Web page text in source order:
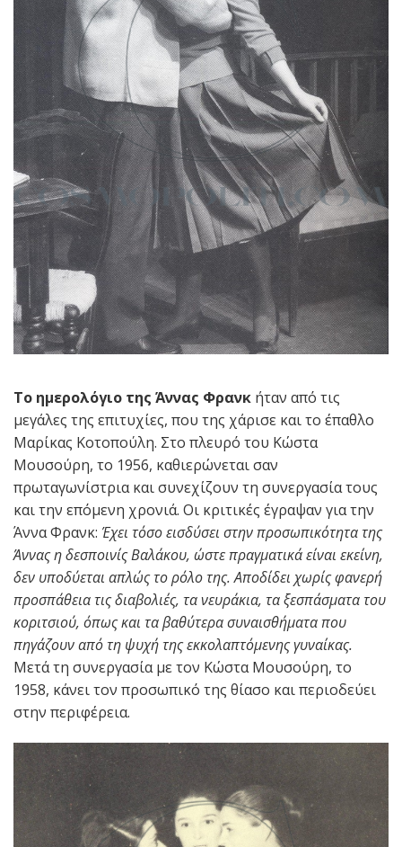
Το ημερολόγιο της Άννας Φρανκ ήταν από τις
μεγάλες της επιτυχίες, που της χάρισε και το έπαθλο
Μαρίκας Κοτοπούλη. Στο πλευρό του Κώστα
Μουσούρη, το 1956, καθιερώνεται σαν
πρωταγωνίστρια και συνεχίζουν τη συνεργασία τους
και την επόμενη χρονιά. Οι κριτικές έγραψαν για την
Άννα Φρανκ: Έχει τόσο εισδύσει στην προσωπικότητα της
Άννας η δεσποινίς Βαλάκου, ώστε πραγματικά είναι εκείνη,
δεν υποδύεται απλώς το ρόλο της. Αποδίδει χωρίς φανερή
προσπάθεια τις διαβολιές, τα νευράκια, τα ξεσπάσματα του
κοριτσιού, όπως και τα βαθύτερα συναισθήματα που
πηγάζουν από τη ψυχή της εκκολαπτόμενης γυναίκας.
Μετά τη συνεργασία με τον Κώστα Μουσούρη, το
1958, κάνει τον προσωπικό της θίασο και περιοδεύει
στην περιφέρεια.